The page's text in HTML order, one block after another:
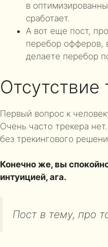
в
сработает.
А вот еще пост, про
перебор офферов,
делаете перебор
Отсутствие
Первый вопрос к
Очень часто трекера
без трекингового
Конечно же, вы
интуицией, ага.
Пост в тему, про